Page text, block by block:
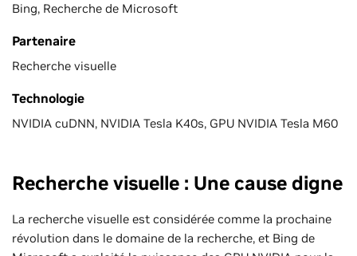
Bing, Recherche de Microsoft
Partenaire
Recherche visuelle
Technologie
NVIDIA cuDNN, NVIDIA Tesla K40s, GPU NVIDIA Tesla M60
Recherche visuelle : Une cause digne
La recherche visuelle est considérée comme la prochaine
révolution dans le domaine de la recherche, et Bing de